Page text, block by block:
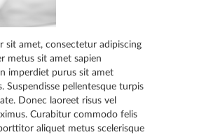
sit amet, consectetur adipiscing
metus sit amet sapien
imperdiet purus sit amet
Suspendisse pellentesque turpis
Donec laoreet risus vel
Curabitur commodo felis
aliquet metus scelerisque